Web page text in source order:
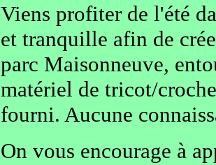
Viens profiter de l'été
et tranquille afin de
parc Maisonneuve,
matériel de tricot/
fourni. Aucune
On vous encourage à